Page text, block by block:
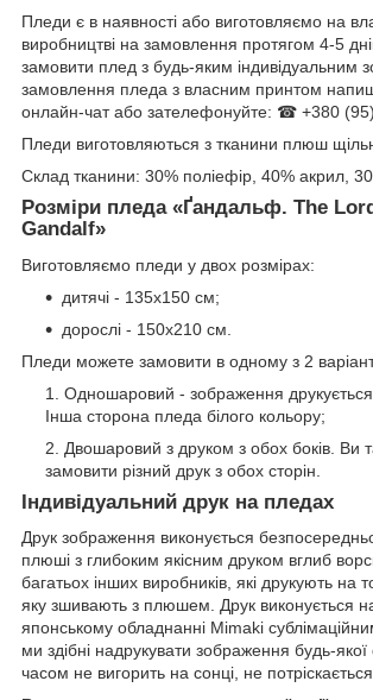
Пледи є в наявності або виготовляємо на
виробництві на замовлення протягом 4-5
замовити плед з будь-яким індивідуальним
замовлення пледа з власним принтом
онлайн-чат або зателефонуйте: ☎ +380 (95)
Пледи виготовляються з тканини плюш
Склад тканини: 30% поліефір, 40% акрил,
Розміри пледа «Ґандальф. The
Gandalf»
Виготовляємо пледи у двох розмірах:
дитячі - 135х150 см;
дорослі - 150х210 см.
Пледи можете замовити в одному з 2
Одношаровий - зображення друкується
Інша сторона пледа білого кольору;
Двошаровий з друком з обох боків. Ви
замовити різний друк з обох сторін.
Індивідуальний друк на пледах
Друк зображення виконується
плюші з глибоким якісним друком вглиб
багатьох інших виробників, які друкують на
яку зшивають з плюшем. Друк виконується
японському обладнанні Mimaki
ми здібні надрукувати зображення будь-якої
часом не вигорить на сонці, не